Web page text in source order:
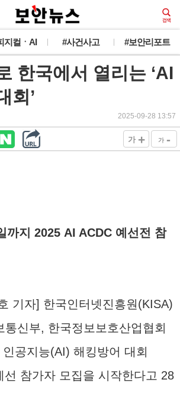
지컬ㆍAI #사건사고 #보안리포트
한국에서 열리는 ‘AI
회’
2025-09-28 13:57
가 + 가 -
까지 2025 AI ACDC 예선전 참
기자] 한국인터넷진흥원(KISA)
통신부, 한국정보보호산업협회
공지능(AI) 해킹방어 대회
선 참가자 모집을 시작한다고 28